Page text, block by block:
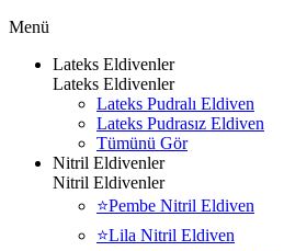
Menü
Lateks Eldivenler
Lateks Eldivenler
Lateks Pudralı Eldiven
Lateks Pudrasız Eldiven
Tümünü Gör
Nitril Eldivenler
Nitril Eldivenler
⭐Pembe Nitril Eldiven
⭐Lila Nitril Eldiven